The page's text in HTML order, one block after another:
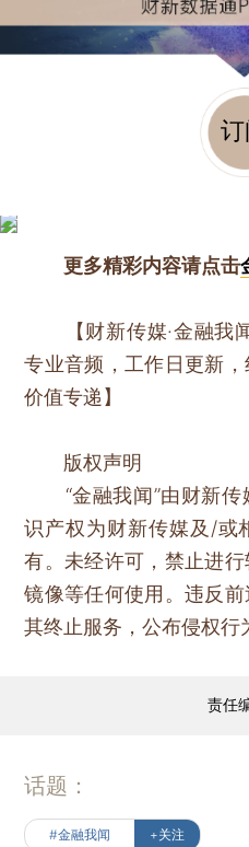
订
更多精彩内容请点击
【财新传媒·金融我
专业音频，工作日更新
价值专递】
版权声明
“金融我闻”由财新传
识产权为财新传媒及/或
有。未经许可，禁止进
镜像等任何使用。违反
其终止服务，公布侵权行
责任
话题：
#金融我闻 +关注